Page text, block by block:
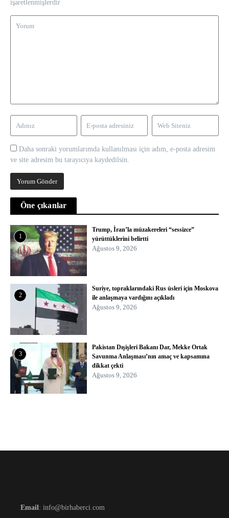
işaretlenmişlerdir
Daha sonraki yorumlarımda kullanılması için adım, e-posta adresim
ve site adresim bu tarayıcıya kaydedilsin.
Öne çıkanlar
1
Trump, İran’la müzakereleri “sessizce”
yürüttüklerini belirtti
Ağustos 9, 2026
2
Suriye, topraklarındaki Rus üsleri için Moskova
ile anlaşmaya vardığını açıkladı
Ağustos 9, 2026
3
Pakistan Dışişleri Bakanı Dar, Mekke Ortak
Savunma Anlaşması’nın amaç ve kapsamına
dikkat çekti
Ağustos 9, 2026
Email : info@birhaberci.com